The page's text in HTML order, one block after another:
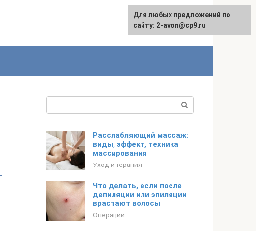
Расслабляющий массаж:
виды, эффект, техника
массирования
Уход и терапия
Что делать, если после
депиляции или эпиляции
врастают волосы
Операции
Для любых предложений по
сайту: 2-avon@cp9.ru